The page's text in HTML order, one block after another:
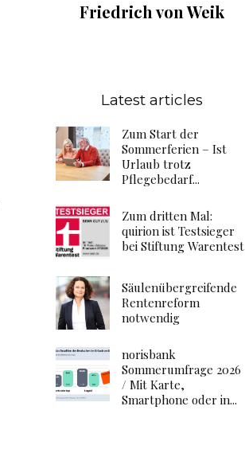
Friedrich von Weik
Latest articles
Zum Start der
Sommerferien – Ist
Urlaub trotz
Pflegebedarf...
Zum dritten Mal:
quirion ist Testsieger
bei Stiftung Warentest
Säulenübergreifende
Rentenreform
notwendig
norisbank
Sommerumfrage 2026
/ Mit Karte,
Smartphone oder in...